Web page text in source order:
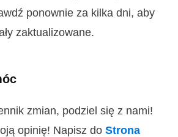
ponownie za kilka dni, aby
zaktualizowane.
zmian, podziel się z nami!
opinię! Napisz do Strona